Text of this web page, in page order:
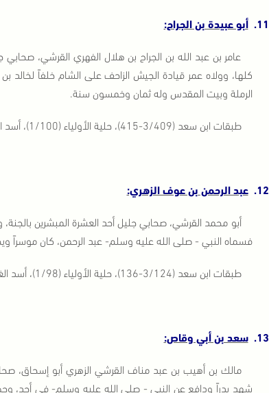
11. أبو عبيدة بن الجراح:
عامر بن عبد الله بن الجراح بن هلال الفهري القرشي،
الرملة وبيت المقدس وله ثمان وخمسون سنة.
طبقات ابن سعد (3/409-415)، حلية الأولياء (1/100)، أسد الغابة (3/24-25)، سير أعلام النبلاء (1/5-23) الإصابة (4/11)، تهذيب التهذيب (5/73) الاستيعاب (2/792-795).
12. عبد الرحمن بن عوف الزهري:
أبو محمد القرشي، صحابي جليل أحد العشرة المبشرين
فسماه النبي - صلى الله عليه وسلم- عبد الرحمن، كان موسراً
طبقات ابن سعد (3/124-136)، حلية الأولياء (1/98)، أسد الغابة (3/480)، سير أعلام النبلاء (1/68) الإصابة (4/176)، الاستيعاب (2/844).
13. سعد بن أبي وقاص:
مالك بن أهيب بن عبد مناف القرشي الزهري أبو إسحاق،
شهد بدراً ودافع عن النبي - صلى الله عليه وسلم- في أحد، وحضر